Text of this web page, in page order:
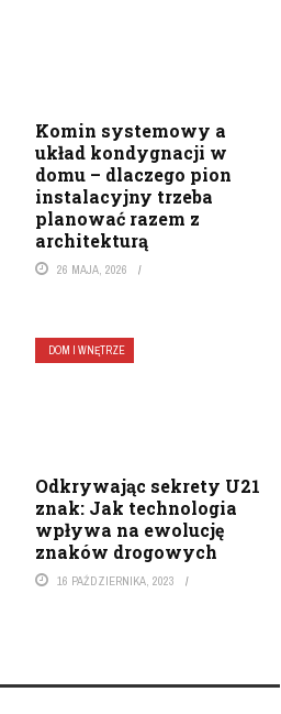
Komin systemowy a
układ kondygnacji w
domu – dlaczego pion
instalacyjny trzeba
planować razem z
architekturą
26 MAJA, 2026
DOM I WNĘTRZE
Odkrywając sekrety U21
znak: Jak technologia
wpływa na ewolucję
znaków drogowych
16 PAŹDZIERNIKA, 2023